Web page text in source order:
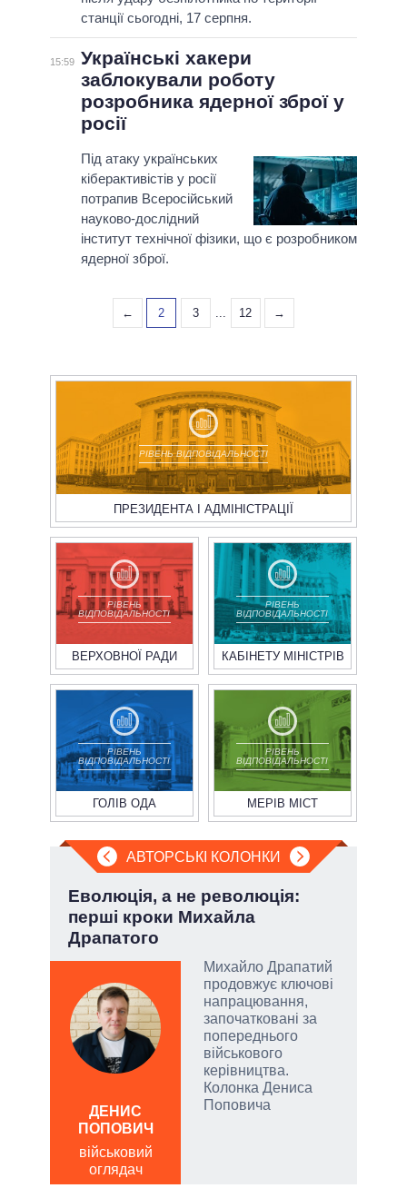
станції сьогодні, 17 серпня.
15:59 Українські хакери
заблокували роботу
розробника ядерної зброї у
росії
Під атаку українських
кіберактивістів у росії
потрапив Всеросійський
науково-дослідний
інститут технічної фізики, що є розробником
ядерної зброї.
← 2 3 ... 12 →
РІВЕНЬ ВІДПОВІДАЛЬНОСТІ
ПРЕЗИДЕНТА І АДМІНІСТРАЦІЇ
РІВЕНЬ
ВІДПОВІДАЛЬНОСТІ
ВЕРХОВНОЇ РАДИ
РІВЕНЬ
ВІДПОВІДАЛЬНОСТІ
КАБІНЕТУ МІНІСТРІВ
РІВЕНЬ
ВІДПОВІДАЛЬНОСТІ
ГОЛІВ ОДА
РІВЕНЬ
ВІДПОВІДАЛЬНОСТІ
МЕРІВ МІСТ
АВТОРСЬКІ КОЛОНКИ
Еволюція, а не революція:
перші кроки Михайла
Драпатого
Михайло Драпатий
продовжує ключові
напрацювання,
започатковані за
попереднього
військового
керівництва.
Колонка Дениса
Поповича
ДЕНИС
ПОПОВИЧ
військовий
оглядач